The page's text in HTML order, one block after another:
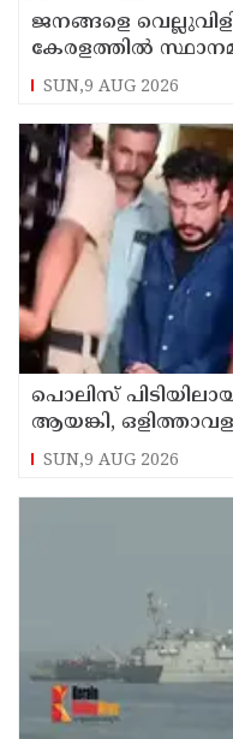
ജനങ്ങളെ
കേരളത്തില്‍
ചെന്നിത്തല
SUN,9 AUG 2026
പൊലിസ്
ആയങ്കി,
കണ്ണൂരിലെ
SUN,9 AUG 2026